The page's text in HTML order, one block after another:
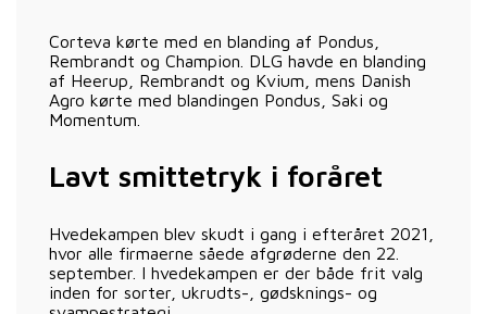
Corteva kørte med en blanding af Pondus,
Rembrandt og Champion. DLG havde en blanding
af Heerup, Rembrandt og Kvium, mens Danish
Agro kørte med blandingen Pondus, Saki og
Momentum.
Lavt smittetryk i foråret
Hvedekampen blev skudt i gang i efteråret 2021,
hvor alle firmaerne såede afgrøderne den 22.
september. I hvedekampen er der både frit valg
inden for sorter, ukrudts-, gødsknings- og